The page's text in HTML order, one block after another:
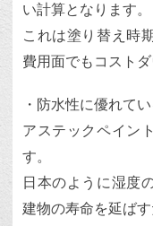
い計算となります。
これは塗り替え時
費用面でもコスト
・防水性に優れてい
アステックペイン
す。
日本のように湿度
建物の寿命を延ば